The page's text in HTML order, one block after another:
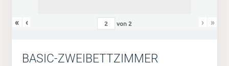
« ‹ von 2 › »
BASIC-ZWEIBETTZIMMER